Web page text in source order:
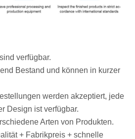
verfügbar.
Bestand und können in kurzer
werden akzeptiert, jede
Design ist verfügbar.
Arten von Produkten.
+ Fabrikpreis + schnelle